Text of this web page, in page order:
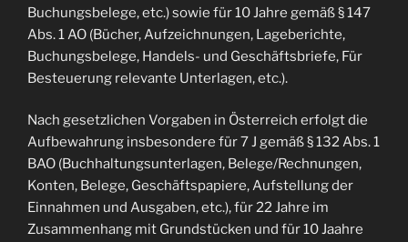
Buchungsbelege, etc.) sowie für 10 Jahre gemäß § 147
Abs. 1 AO (Bücher, Aufzeichnungen, Lageberichte,
Buchungsbelege, Handels- und Geschäftsbriefe, Für
Besteuerung relevante Unterlagen, etc.).
Nach gesetzlichen Vorgaben in Österreich erfolgt die
Aufbewahrung insbesondere für 7 J gemäß § 132 Abs. 1
BAO (Buchhaltungsunterlagen, Belege/Rechnungen,
Konten, Belege, Geschäftspapiere, Aufstellung der
Einnahmen und Ausgaben, etc.), für 22 Jahre im
Zusammenhang mit Grundstücken und für 10 Jaahre